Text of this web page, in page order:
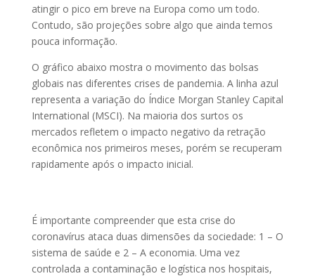
atingir o pico em breve na Europa como um todo.
Contudo, são projeções sobre algo que ainda temos
pouca informação.
O gráfico abaixo mostra o movimento das bolsas
globais nas diferentes crises de pandemia. A linha azul
representa a variação do Índice Morgan Stanley Capital
International (MSCI). Na maioria dos surtos os
mercados refletem o impacto negativo da retração
econômica nos primeiros meses, porém se recuperam
rapidamente após o impacto inicial.
É importante compreender que esta crise do
coronavírus ataca duas dimensões da sociedade: 1 – O
sistema de saúde e 2 – A economia. Uma vez
controlada a contaminação e logística nos hospitais,